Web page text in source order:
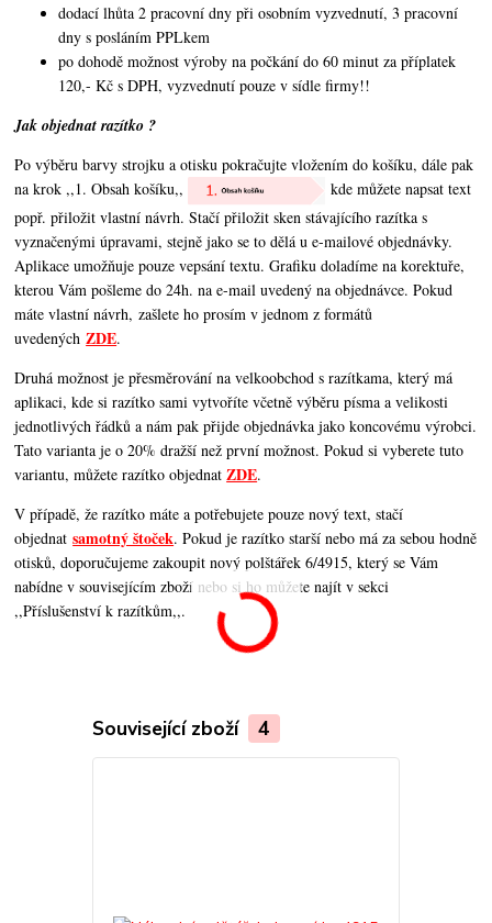
dodací lhůta 2 pracovní dny při osobním vyzvednutí, 3 pracovní
dny s posláním PPLkem
po dohodě možnost výroby na počkání do 60 minut za příplatek
120,- Kč s DPH, vyzvednutí pouze v sídle firmy!!
Jak objednat razítko ?
Po výběru barvy strojku a otisku pokračujte vložením do košíku, dále pak
na krok ,,1. Obsah košíku,,
kde můžete napsat text
popř. přiložit vlastní návrh. Stačí přiložit sken stávajícího razítka s
vyznačenými úpravami, stejně jako se to dělá u e-mailové objednávky.
Aplikace umožňuje pouze vepsání textu. Grafiku doladíme na korektuře,
kterou Vám pošleme do 24h. na e-mail uvedený na objednávce. Pokud
máte vlastní návrh, zašlete ho prosím v jednom z formátů
uvedenýchZDE.
Druhá možnost je přesměrování na velkoobchod s razítkama, který má
aplikaci, kde si razítko sami vytvoříte včetně výběru písma a velikosti
jednotlivých řádků a nám pak přijde objednávka jako koncovému výrobci.
Tato varianta je o 20% dražší než první možnost. Pokud si vyberete tuto
variantu, můžete razítko objednatZDE.
V případě, že razítko máte a potřebujete pouze nový text, stačí
objednatsamotný štoček. Pokud je razítko starší nebo má za sebou hodně
otisků, doporučujeme zakoupit nový polštářek 6/4915, který se Vám
nabídne v souvisejícím zboží nebo si ho můžete najít v sekci
,,Příslušenství k razítkům,,.
Související zboží 4